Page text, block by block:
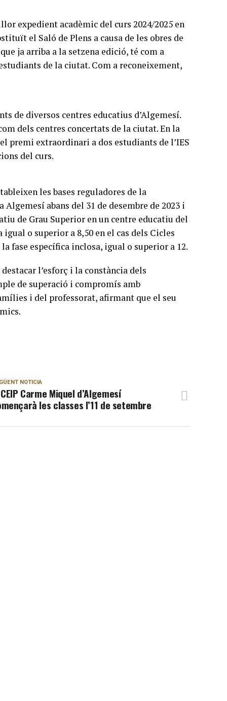
expedient acadèmic del curs 2024/2025 en
el Saló de Plens a causa de les obres de
ja arriba a la setzena edició, té com a
de la ciutat. Com a reconeixement,
de diversos centres educatius d’Algemesí.
dels centres concertats de la ciutat. En la
premi extraordinari a dos estudiants de l’IES
del curs.
les bases reguladores de la
abans del 31 de desembre de 2023 i
de Grau Superior en un centre educatiu del
o superior a 8,50 en el cas dels Cicles
fase específica inclosa, igual o superior a 12.
l’esforç i la constància dels
de superació i compromís amb
i del professorat, afirmant que el seu
NOTICIA
Carme Miquel d’Algemesí
les classes l’11 de setembre